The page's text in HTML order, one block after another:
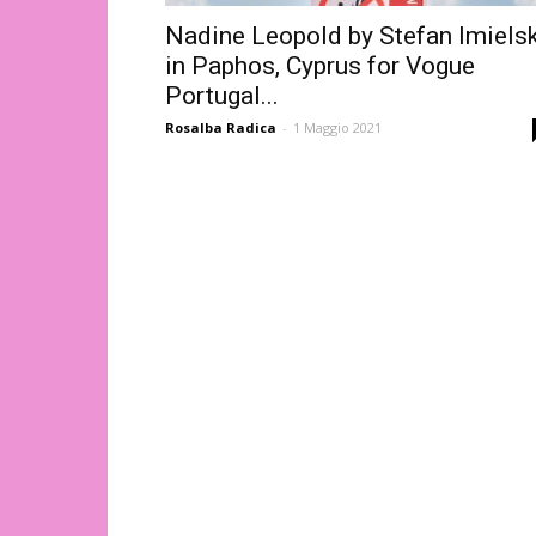
Nadine Leopold by Stefan
in Paphos, Cyprus for Vogue
Portugal...
Rosalba Radica - 1 Maggio 2021